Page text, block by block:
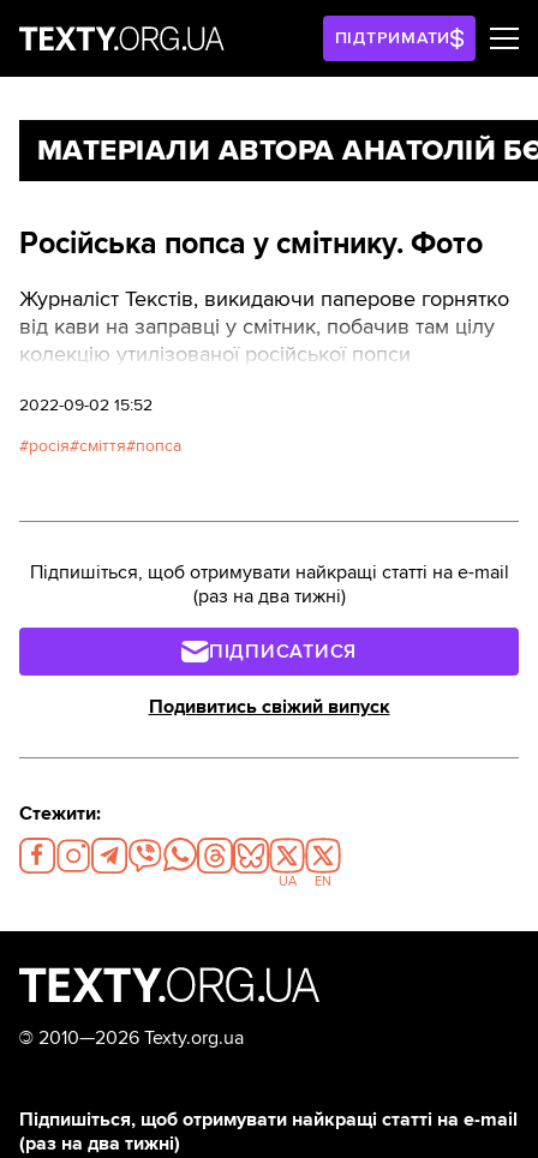
ПІДТРИМАТИ
МАТЕРІАЛИ АВТОРА АНАТОЛІЙ
Російська попса у смітнику. Фото
Журналіст Текстів, викидаючи паперове горнятко
від кави на заправці у смітник, побачив там цілу
колекцію утилізованої російської попси
2022-09-02 15:52
росія сміття попса
Підпишіться, щоб отримувати найкращі статті на e-mail
(раз на два тижні)
ПІДПИСАТИСЯ
Подивитись свіжий випуск
Стежити:
UA EN
© 2010—2026 Texty.org.ua
Підпишіться, щоб отримувати найкращі статті на e-mail
(раз на два тижні)